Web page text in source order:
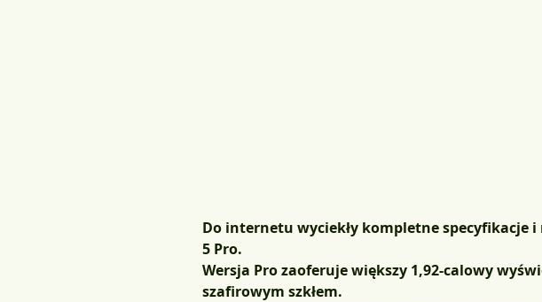
Do internetu wyciekły kompletne specyfikacje
5 Pro.
Wersja Pro zaoferuje większy 1,92-calowy
szafirowym szkłem.